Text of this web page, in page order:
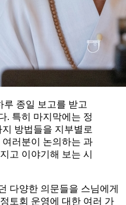
루 종일 보고를 받고
. 특히 마지막에는 정
방법들을 지부별로
러분이 논의하는 과
고 이야기해 보는 시
다양한 의문들을 스님에게
토회 운영에 대한 여러 가